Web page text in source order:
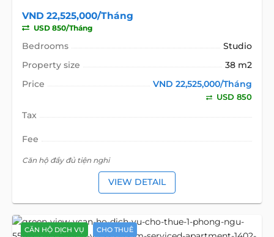
VND 22,525,000/Tháng
USD 850/Tháng
Bedrooms
Studio
Property size
38 m2
Price
VND 22,525,000/Tháng
USD 850
Tax
Fee
Căn hộ đầy đủ tiện nghi
VIEW DETAIL
CĂN HỘ DỊCH VỤ CHO THUÊ